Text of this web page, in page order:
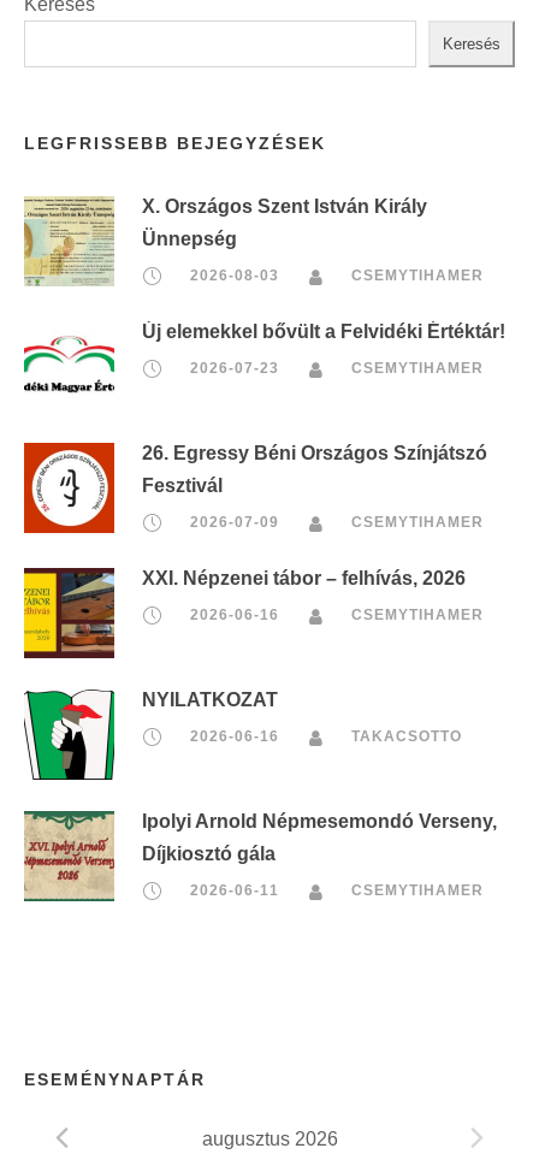
Keresés
Keresés
LEGFRISSEBB BEJEGYZÉSEK
X. Országos Szent István Király
Ünnepség
2026-08-03 CSEMYTIHAMER
Új elemekkel bővült a Felvidéki Értéktár!
2026-07-23 CSEMYTIHAMER
26. Egressy Béni Országos Színjátszó
Fesztivál
2026-07-09 CSEMYTIHAMER
XXI. Népzenei tábor – felhívás, 2026
2026-06-16 CSEMYTIHAMER
NYILATKOZAT
2026-06-16 TAKACSOTTO
Ipolyi Arnold Népmesemondó Verseny,
Díjkiosztó gála
2026-06-11 CSEMYTIHAMER
ESEMÉNYNAPTÁR
augusztus 2026